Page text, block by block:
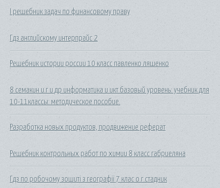
I решебник задач по финансовому праву
Гдз английскому интерпрайс 2
Решебник истории россии 10 класс павленко ляшенко
8 семакин и.г и др информатика и икт базовый уровень: учебник для
10-11классы: методическое пособие.
Разработка новых продуктов, продвижение реферат
Решебник контрольных работ по химии 8 класс габриеляна
Гдз по робочому зошиті з географії 7 клас о.г.стадник